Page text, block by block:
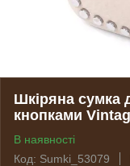
Шкіряна сумка
кнопками
В наявності
Код: Sumki_53079